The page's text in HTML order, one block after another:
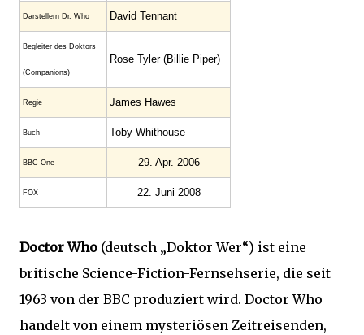
Darstellern Dr. Who David Tennant
Begleiter des Doktors
(Companions)
Rose Tyler (Billie Piper)
Regie James Hawes
Buch Toby Whithouse
BBC One 29. Apr. 2006
FOX 22. Juni 2008
Doctor Who (deutsch „Doktor Wer“) ist eine
britische Science-Fiction-Fernsehserie, die seit
1963 von der BBC produziert wird. Doctor Who
handelt von einem mysteriösen Zeitreisenden,